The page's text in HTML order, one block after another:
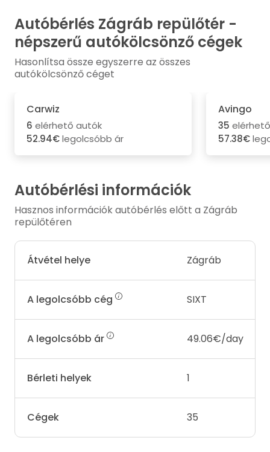
Autóbérlés Zágráb repülőtér -
népszerű autókölcsönző cégek
Hasonlítsa össze egyszerre az összes
autókölcsönző céget
Carwiz
6 elérhető autók
52.94€legolcsóbb ár
Avingo
35
57.38€
Autóbérlési információk
Hasznos információk autóbérlés előtt a Zágráb
repülőtéren
Átvétel helye Zágráb
A legolcsóbb cég SIXT
A legolcsóbb ár 49.06€/day
Bérleti helyek 1
Cégek 35